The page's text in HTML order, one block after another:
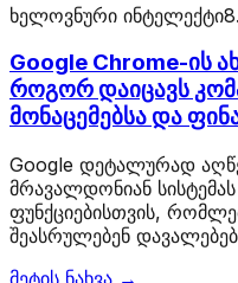
ხელოვნური ინტელექტი
Google Chrome-ის
როგორ დაიცავს
მონაცემებსა და
Google დეტალურად
მრავალდონიან
ფუნქციებისთვის,
შეასრულებენ